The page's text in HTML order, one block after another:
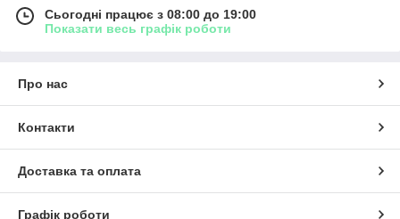
Сьогодні працює з 08:00 до 19:00
Показати весь графік роботи
Про нас
Контакти
Доставка та оплата
Графік роботи